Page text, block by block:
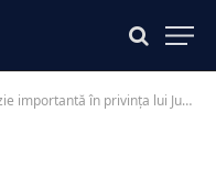
importantă în privința lui Juri Cisotti